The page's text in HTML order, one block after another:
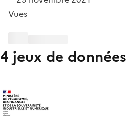
Vues
4 jeux de